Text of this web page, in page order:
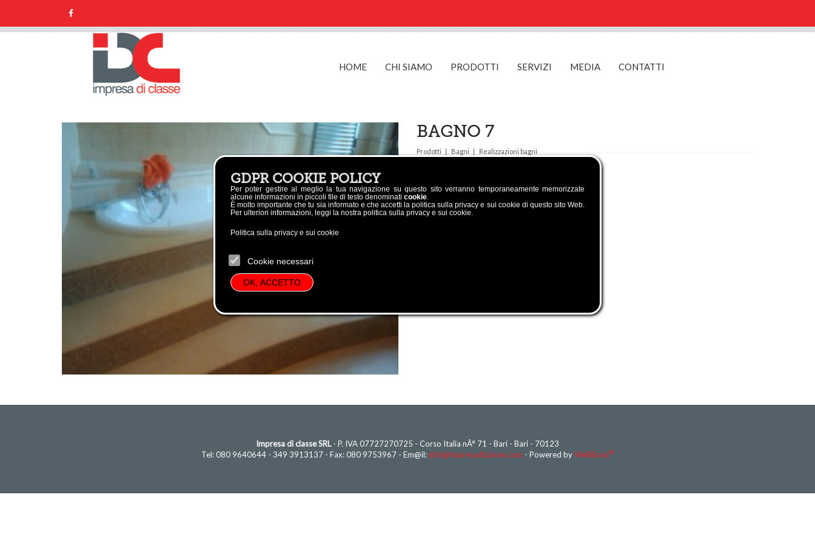
HOME CHI SIAMO PRODOTTI SERVIZI MEDIA CONTATTI
BAGNO 7
Prodotti Bagni Realizzazioni bagni
Impresa di classe SRL- P. IVA 07727270725 - Corso Italia nÂ° 71 - Bari - Bari - 70123
Tel: 080 9640644 - 349 3913137 - Fax: 080 9753967 - Em@il:info@impresadiclasse.com - Powered byWeBBasic©
GDPR COOKIE POLICY
Per poter gestire al meglio la tua navigazione su questo sito verranno temporaneamente memorizzate
alcune informazioni in piccoli file di testo denominati cookie.
È molto importante che tu sia informato e che accetti la politica sulla privacy e sui cookie di questo sito Web.
Per ulteriori informazioni, leggi la nostra politica sulla privacy e sui cookie.
Politica sulla privacy e sui cookie
Cookie necessari
OK, ACCETTO